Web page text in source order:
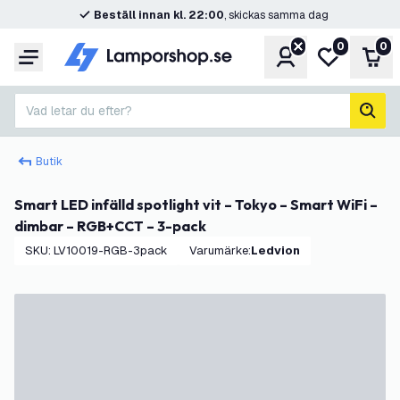
Beställ innan kl. 22:00, skickas samma dag
Meny KontoMin0 0
Vad letar du efter?
sök
Butik
Smart LED infälld spotlight vit – Tokyo – Smart WiFi –
dimbar – RGB+CCT – 3-pack
SKU: LV10019-RGB-3pack Varumärke: Ledvion